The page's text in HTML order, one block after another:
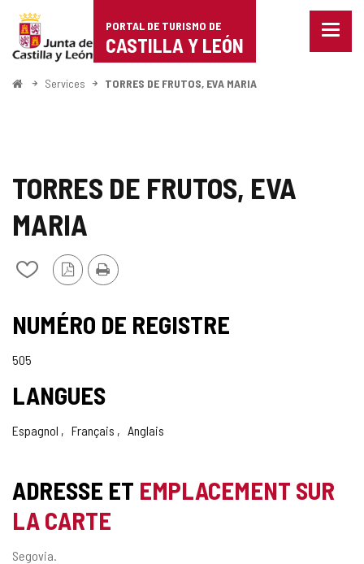
Portal
de
Turismo
León
PORTAL DE TURISMO DE
CASTILLA Y LEÓN
Menu
<
Services TORRES DE FRUTOS, EVA MARIA
TORRES DE FRUTOS, EVA
MARIA
Ajouter/retirer
de
cahiers
Version
PDF
Imprimer
NUMÉRO DE REGISTRE
505
LANGUES
Espagnol Français Anglais
ADRESSE ET EMPLACEMENT SUR
LA CARTE
Adresse
Segovia.